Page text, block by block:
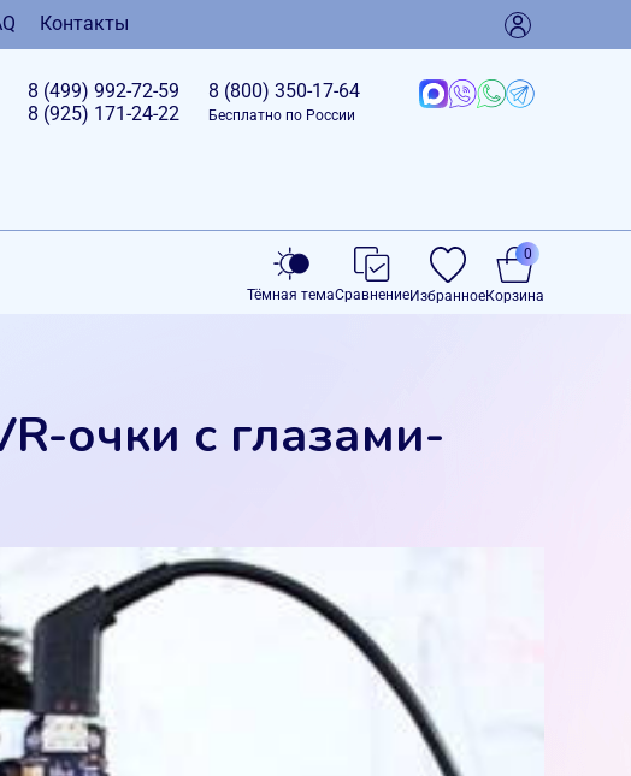
Контакты
8 (499) 992-72-59
8 (925) 171-24-22
8 (800) 350-17-64
Бесплатно по России
Тёмная темаСравнениеИзбранноеКорзина
0
очки с глазами-